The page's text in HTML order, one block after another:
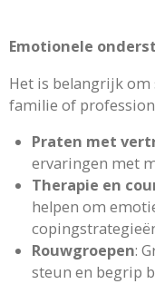
Emotionele
Het is belangrijk om
familie of
Praten met
ervaringen met
Therapie en
helpen om
Rouwgroepen:
steun en begrip